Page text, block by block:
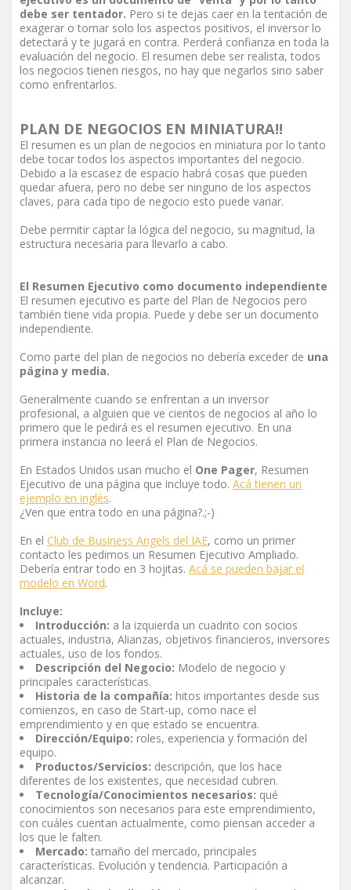
debe ser tentador. Pero si te dejas caer en la tentación de
exagerar o tomar solo los aspectos positivos, el inversor lo
detectará y te jugará en contra. Perderá confianza en toda la
evaluación del negocio. El resumen debe ser realista, todos
los negocios tienen riesgos, no hay que negarlos sino saber
como enfrentarlos.
PLAN DE NEGOCIOS EN MINIATURA!!
El resumen es un plan de negocios en miniatura por lo tanto
debe tocar todos los aspectos importantes del negocio.
Debido a la escasez de espacio habrá cosas que pueden
quedar afuera, pero no debe ser ninguno de los aspectos
claves, para cada tipo de negocio esto puede variar.
Debe permitir captar la lógica del negocio, su magnitud, la
estructura necesaria para llevarlo a cabo.
El Resumen Ejecutivo como documento independiente
El resumen ejecutivo es parte del Plan de Negocios pero
también tiene vida propia. Puede y debe ser un documento
independiente.
Como parte del plan de negocios no debería exceder de una
página y media.
Generalmente cuando se enfrentan a un inversor
profesional, a alguien que ve cientos de negocios al año lo
primero que le pedirá es el resumen ejecutivo. En una
primera instancia no leerá el Plan de Negocios.
En Estados Unidos usan mucho el One Pager, Resumen
Ejecutivo de una página que incluye todo. Acá tienen un
ejemplo en inglés.
¿Ven que entra todo en una página?.;-)
En el Club de Business Angels del IAE, como un primer
contacto les pedimos un Resumen Ejecutivo Ampliado.
Debería entrar todo en 3 hojitas. Acá se pueden bajar el
modelo en Word.
Incluye:
Introducción: a la izquierda un cuadrito con socios
actuales, industria, Alianzas, objetivos financieros, inversores
actuales, uso de los fondos.
Descripción del Negocio: Modelo de negocio y
principales características.
Historia de la compañía: hitos importantes desde sus
comienzos, en caso de Start-up, como nace el
emprendimiento y en que estado se encuentra.
Dirección/Equipo: roles, experiencia y formación del
equipo.
Productos/Servicios: descripción, que los hace
diferentes de los existentes, que necesidad cubren.
Tecnología/Conocimientos necesarios: qué
conocimientos son necesarios para este emprendimiento,
con cuáles cuentan actualmente, como piensan acceder a
los que le falten.
Mercado: tamaño del mercado, principales
características. Evolución y tendencia. Participación a
alcanzar.